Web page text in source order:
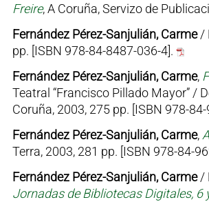
Freire, A Coruña, Servizo de
Fernández Pérez-Sanjulián, Carme/
pp. [ISBN 978-84-8487-036-4].
Fernández Pérez-Sanjulián, Carme,
Teatral “Francisco Pillado Mayor” /
Coruña, 2003, 275 pp. [ISBN 978-
Fernández Pérez-Sanjulián, Carme,
Terra, 2003, 281 pp. [ISBN 978-84-
Fernández Pérez-Sanjulián, Carme/
Jornadas de Bibliotecas Digitales, 6